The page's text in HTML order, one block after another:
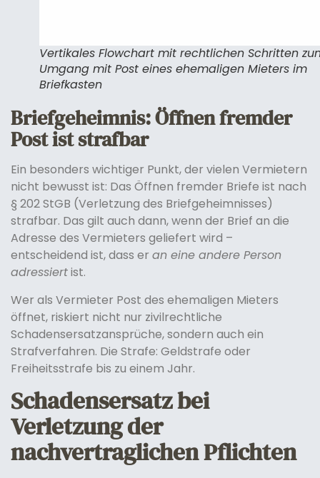
Vertikales Flowchart mit rechtlichen Schritten
Umgang mit Post eines ehemaligen Mieters im
Briefkasten
Briefgeheimnis: Öffnen fremder
Post ist strafbar
Ein besonders wichtiger Punkt, der vielen Vermietern
nicht bewusst ist: Das Öffnen fremder Briefe ist nach
§ 202 StGB (Verletzung des Briefgeheimnisses)
strafbar. Das gilt auch dann, wenn der Brief an die
Adresse des Vermieters geliefert wird –
entscheidend ist, dass er an eine andere Person
adressiertist.
Wer als Vermieter Post des ehemaligen Mieters
öffnet, riskiert nicht nur zivilrechtliche
Schadensersatzansprüche, sondern auch ein
Strafverfahren. Die Strafe: Geldstrafe oder
Freiheitsstrafe bis zu einem Jahr.
Schadensersatz bei
Verletzung der
nachvertraglichen Pflichten